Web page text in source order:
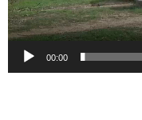
00:00